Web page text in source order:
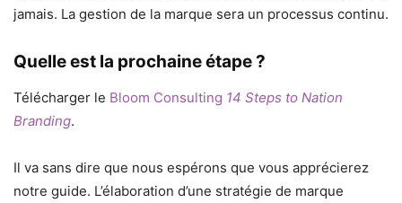
jamais. La gestion de la marque sera un processus continu.
Quelle est la prochaine étape ?
Télécharger le Bloom Consulting 14 Steps to Nation
Branding.
Il va sans dire que nous espérons que vous apprécierez
notre guide. L’élaboration d’une stratégie de marque